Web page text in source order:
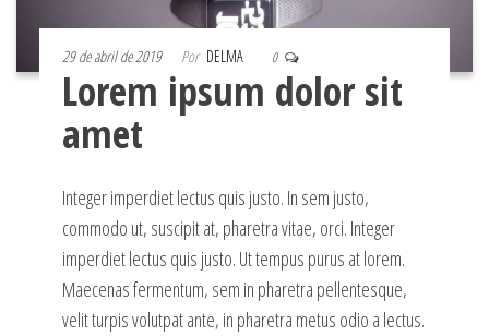
29 de abril de 2019 Por DELMA 0
Lorem ipsum dolor sit
amet
Integer imperdiet lectus quis justo. In sem justo,
commodo ut, suscipit at, pharetra vitae, orci. Integer
imperdiet lectus quis justo. Ut tempus purus at lorem.
Maecenas fermentum, sem in pharetra pellentesque,
velit turpis volutpat ante, in pharetra metus odio a lectus.